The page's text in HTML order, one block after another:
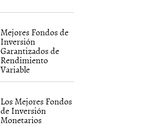
Mejores Fondos de
Inversión
Garantizados de
Rendimiento
Variable
Los Mejores Fondos
de Inversión
Monetarios